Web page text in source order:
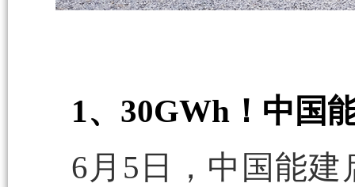
1、30GWh！中国
6月5日，中国能建